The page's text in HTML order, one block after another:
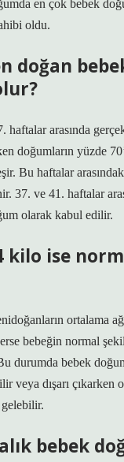
en çok bebek
oldu.
doğan
haftalar arasında
doğumların yüzde
Bu haftalar
37. ve 41. haftalar
olarak kabul edilir.
kilo ise
ortalama
bebeğin normal
durumda bebek doğum
veya dışarı çıkarken
gelebilir.
bebek